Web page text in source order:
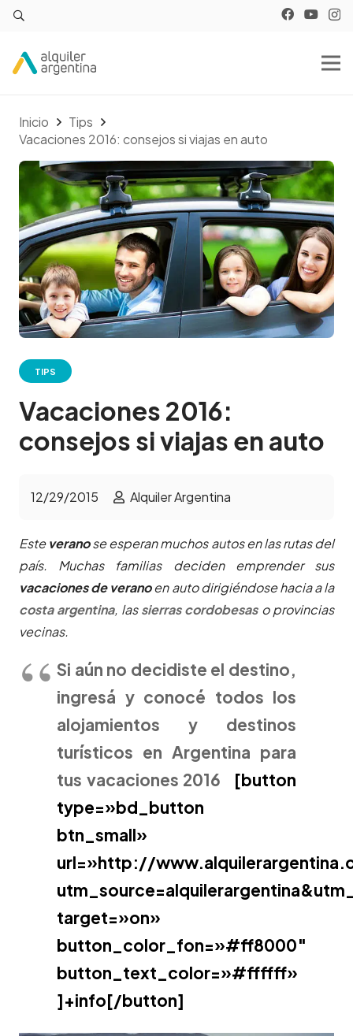
Inicio
Tips
Vacaciones 2016: consejos si viajas en auto
TIPS
Vacaciones 2016:
consejos si viajas en auto
12/29/2015 Alquiler Argentina
Esteveranose esperan muchos autos en las rutas del
país. Muchas familias deciden emprender sus
vacaciones de veranoen auto dirigiéndose hacia a la
costa argentina, lassierras cordobesaso provincias
vecinas.
Si aún no decidiste el destino,
ingresá y conocé todos los
alojamientos y destinos
turísticos en Argentina para
tus vacaciones 2016 [button
type=»bd_button
btn_small»
url=»http://
target=»on»
button_color_fon=»#ff8000″
button_text_color=»#ffffff»
]+info[/button]